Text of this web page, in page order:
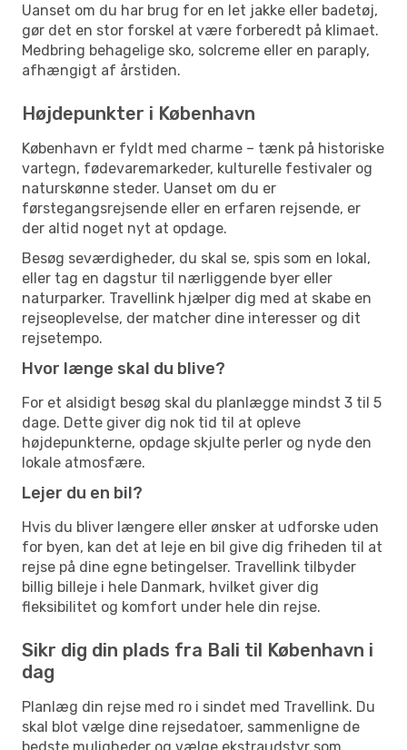
Uanset om du har brug for en let jakke eller badetøj,
gør det en stor forskel at være forberedt på klimaet.
Medbring behagelige sko, solcreme eller en paraply,
afhængigt af årstiden.
Højdepunkter i København
København er fyldt med charme – tænk på historiske
vartegn, fødevaremarkeder, kulturelle festivaler og
naturskønne steder. Uanset om du er
førstegangsrejsende eller en erfaren rejsende, er
der altid noget nyt at opdage.
Besøg seværdigheder, du skal se, spis som en lokal,
eller tag en dagstur til nærliggende byer eller
naturparker. Travellink hjælper dig med at skabe en
rejseoplevelse, der matcher dine interesser og dit
rejsetempo.
Hvor længe skal du blive?
For et alsidigt besøg skal du planlægge mindst 3 til 5
dage. Dette giver dig nok tid til at opleve
højdepunkterne, opdage skjulte perler og nyde den
lokale atmosfære.
Lejer du en bil?
Hvis du bliver længere eller ønsker at udforske uden
for byen, kan det at leje en bil give dig friheden til at
rejse på dine egne betingelser. Travellink tilbyder
billig billeje i hele Danmark, hvilket giver dig
fleksibilitet og komfort under hele din rejse.
Sikr dig din plads fra Bali til København i
dag
Planlæg din rejse med ro i sindet med Travellink. Du
skal blot vælge dine rejsedatoer, sammenligne de